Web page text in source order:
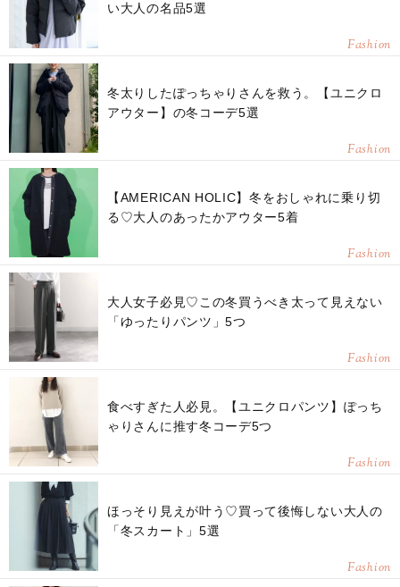
い大人の名品5選
Fashion
冬太りしたぽっちゃりさんを救う。【ユニクロ
アウター】の冬コーデ5選
Fashion
【AMERICAN HOLIC】冬をおしゃれに乗り切
る♡大人のあったかアウター5着
Fashion
大人女子必見♡この冬買うべき太って見えない
「ゆったりパンツ」5つ
Fashion
食べすぎた人必見。【ユニクロパンツ】ぽっち
ゃりさんに推す冬コーデ5つ
Fashion
ほっそり見えが叶う♡買って後悔しない大人の
「冬スカート」5選
Fashion